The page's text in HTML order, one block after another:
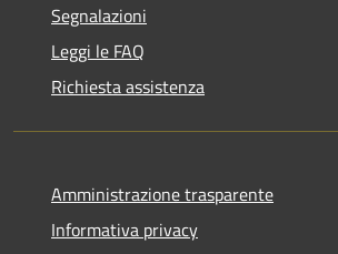
Segnalazioni
Leggi le FAQ
Richiesta assistenza
Amministrazione trasparente
Informativa privacy